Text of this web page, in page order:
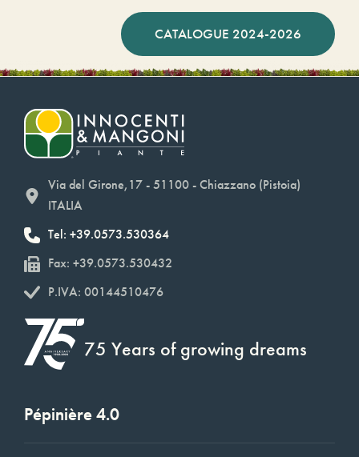
CATALOGUE 2024-2026
Via del Girone,17 - 51100 - Chiazzano (Pistoia)
ITALIA
Tel: +39.0573.530364
Fax: +39.0573.530432
P.IVA: 00144510476
75 Years of growing dreams
Pépinière 4.0